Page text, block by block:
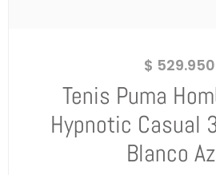
$ 529.950
Tenis Puma
Hypnotic Casual
Blanco